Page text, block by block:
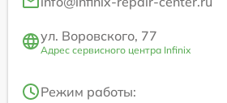
ул. Воровского, 77
Адрес сервисного центра Infinix
Режим работы: